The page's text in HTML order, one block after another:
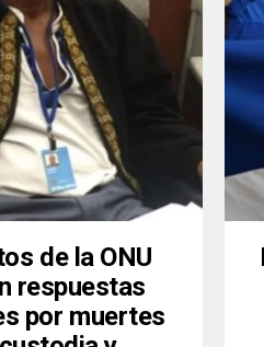
de la ONU
respuestas
por muertes